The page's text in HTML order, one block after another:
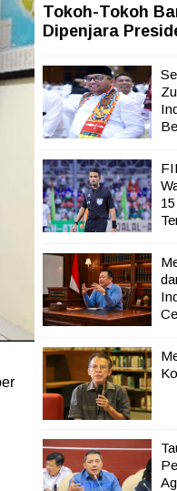
Timah
Tokoh-Tokoh
Dipenjara